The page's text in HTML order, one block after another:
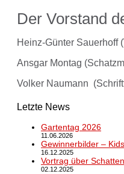
Der Vorstand
Heinz-Günter Sauerhoff
Ansgar Montag
Volker Naumann
Letzte News
Gartentag 2026
11.06.2026
Gewinnerbilder –
16.12.2025
Vortrag über
02.12.2025